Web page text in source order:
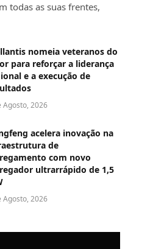
todas as suas frentes,
nomeia veteranos do
para reforçar a liderança
e a execução de
Agosto, 2026
acelera inovação na
de
com novo
ultrarrápido de 1,5
Agosto, 2026